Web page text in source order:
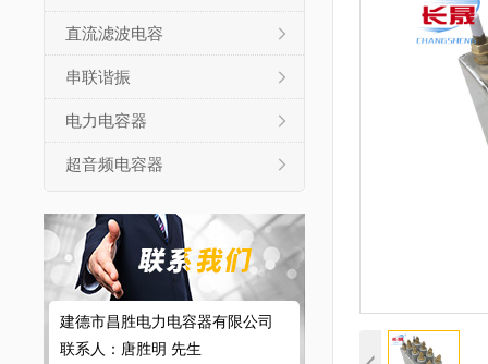
直流滤波电容
串联谐振
电力电容器
超音频电容器
建德市昌胜电力电容器有限公司
联系人：唐胜明 先生